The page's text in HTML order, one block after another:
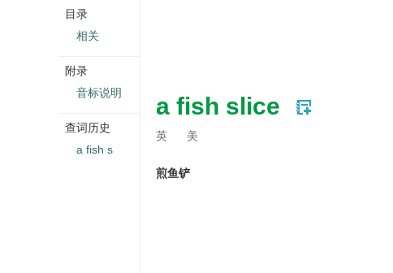
a fish slice
英 美
煎鱼铲
目录
相关
附录
音标说明
查词历史
a fish s